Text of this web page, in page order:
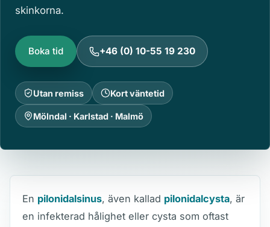
skinkorna.
Boka tid +46 (0) 10-55 19 230
Utan remiss Kort väntetid
Mölndal · Karlstad · Malmö
En pilonidalsinus, även kallad pilonidalcysta, är
en infekterad hålighet eller cysta som oftast